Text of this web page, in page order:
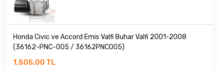
PROTON
SANGYONG
Honda Civic ve Accord Emis Valfi Buhar Valfi 2001-2008
(36162-PNC-005 / 36162PNC005)
1,505.00 TL